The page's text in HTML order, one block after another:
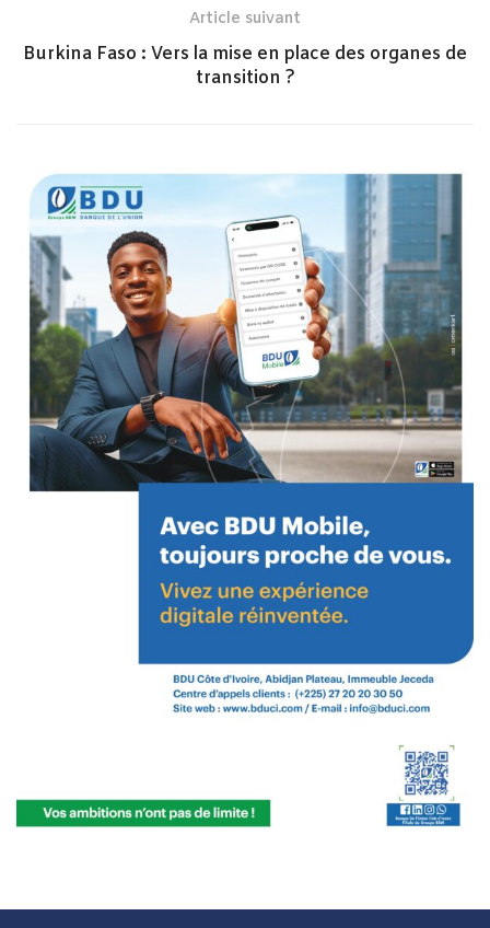
Article suivant
Burkina Faso : Vers la mise en place des organes de
transition ?